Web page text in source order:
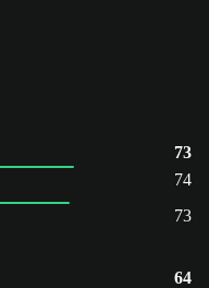
73
74
73
64